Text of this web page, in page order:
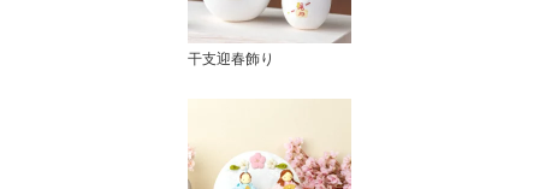
干支迎春飾り